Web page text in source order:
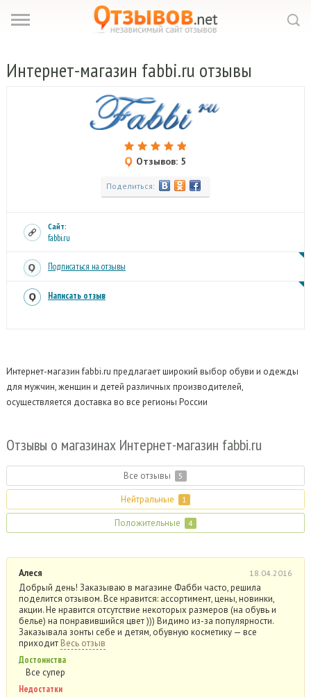
Интернет-магазин fabbi.ru отзывы
Отзывов: 5
Поделиться:
Сайт:
fabbi.ru
Подписаться на отзывы
Написать отзыв
Интернет-магазин fabbi.ru предлагает широкий выбор обуви и одежды
для мужчин, женщин и детей различных производителей,
осуществляется доставка во все регионы России
Отзывы о магазинах Интернет-магазин fabbi.ru
Все отзывы 5
Нейтральные 1
Положительные 4
Алеся 18.04.2016
Добрый день! Заказываю в магазине Фабби часто, решила
поделится отзывом. Все нравится: ассортимент, цены, новинки,
акции. Не нравится отсутствие некоторых размеров (на обувь и
белье) на понравившийся цвет ))) Видимо из-за популярности.
Заказывала зонты себе и детям, обувную косметику — все
приходит Весь отзыв
Достоинства
Все супер
Недостатки